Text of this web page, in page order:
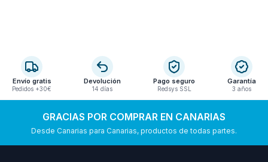
Envío gratis
Pedidos +30€
Devolución
14 días
Pago seguro
Redsys SSL
Garantía
3 años
GRACIAS POR COMPRAR EN CANARIAS
Desde Canarias para Canarias, productos de todas partes.